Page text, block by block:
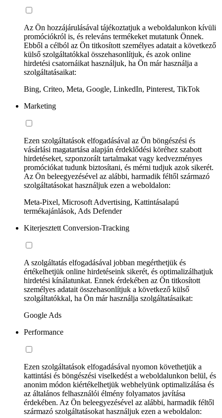
Az Ön hozzájárulásával tájékoztatjuk a weboldalunkon kívüli
promóciókról is, és releváns termékeket mutatunk Önnek.
Ebből a célból az Ön titkosított személyes adatait a következő
külső szolgáltatókkal összehasonlítjuk, és azok online
hirdetési csatornáikat használjuk, ha Ön már használja a
szolgáltatásaikat:
Bing, Criteo, Meta, Google, LinkedIn, Pinterest, TikTok
Marketing
Ezen szolgáltatások elfogadásával az Ön böngészési és
vásárlási magatartása alapján érdeklődési köréhez szabott
hirdetéseket, szponzorált tartalmakat vagy kedvezményes
promóciókat tudunk biztosítani, és mérni tudjuk azok sikerét.
Az Ön beleegyezésével az alábbi, harmadik féltől származó
szolgáltatásokat használjuk ezen a weboldalon:
Meta-Pixel, Microsoft Advertising, Kattintásalapú
termékajánlások, Ads Defender
Kiterjesztett Conversion-Tracking
A szolgáltatás elfogadásával jobban megérthetjük és
értékelhetjük online hirdetéseink sikerét, és optimalizálhatjuk
hirdetési kínálatunkat. Ennek érdekében az Ön titkosított
személyes adatait összehasonlítjuk a következő külső
szolgáltatókkal, ha Ön már használja szolgáltatásaikat:
Google Ads
Performance
Ezen szolgáltatások elfogadásával nyomon követhetjük a
kattintási és böngészési viselkedést a weboldalunkon belül, és
anonim módon kiértékelhetjük webhelyünk optimalizálása és
az általános felhasználói élmény folyamatos javítása
érdekében. Az Ön beleegyezésével az alábbi, harmadik féltől
származó szolgáltatásokat használjuk ezen a weboldalon: